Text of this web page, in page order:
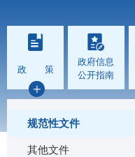
政 策
政府信息
公开指南
规范性文件
其他文件